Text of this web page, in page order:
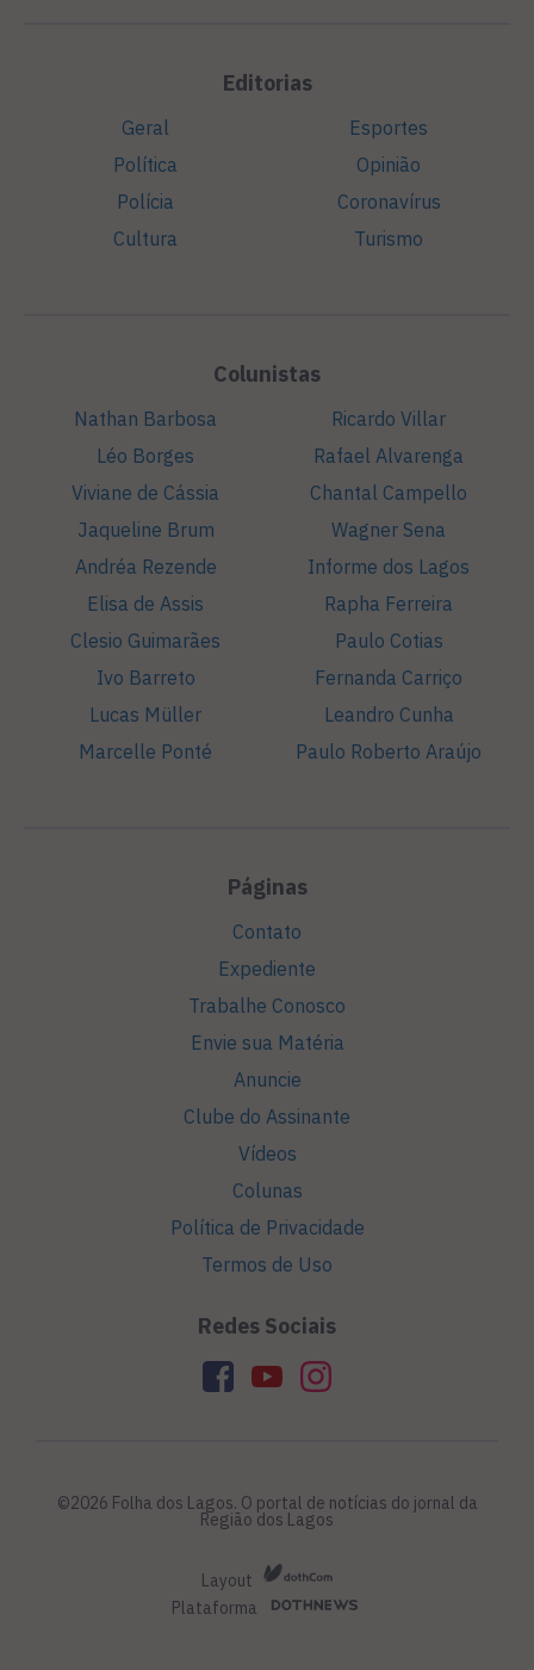
Editorias
Geral
Política
Polícia
Cultura
Esportes
Opinião
Coronavírus
Turismo
Colunistas
Nathan Barbosa
Léo Borges
Viviane de Cássia
Jaqueline Brum
Andréa Rezende
Elisa de Assis
Clesio Guimarães
Ivo Barreto
Lucas Müller
Marcelle Ponté
Ricardo Villar
Rafael Alvarenga
Chantal Campello
Wagner Sena
Informe dos Lagos
Rapha Ferreira
Paulo Cotias
Fernanda Carriço
Leandro Cunha
Paulo Roberto Araújo
Páginas
Contato
Expediente
Trabalhe Conosco
Envie sua Matéria
Anuncie
Clube do Assinante
Vídeos
Colunas
Política de Privacidade
Termos de Uso
Redes Sociais
©2026 Folha dos Lagos. O portal de notícias do jornal da
Região dos Lagos
Layout
Plataforma